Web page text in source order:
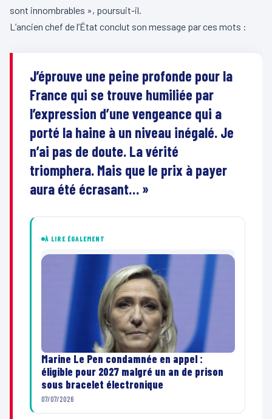
sont innombrables », poursuit-il.
L’ancien chef de l’État conclut son message par ces mots :
J’éprouve une peine profonde pour la
France qui se trouve humiliée par
l’expression d’une vengeance qui a
porté la haine à un niveau inégalé. Je
n’ai pas de doute. La vérité
triomphera. Mais que le prix à payer
aura été écrasant… »
À LIRE ÉGALEMENT
Marine Le Pen condamnée en appel :
éligible pour 2027 malgré un an de prison
sous bracelet électronique
07/07/2026